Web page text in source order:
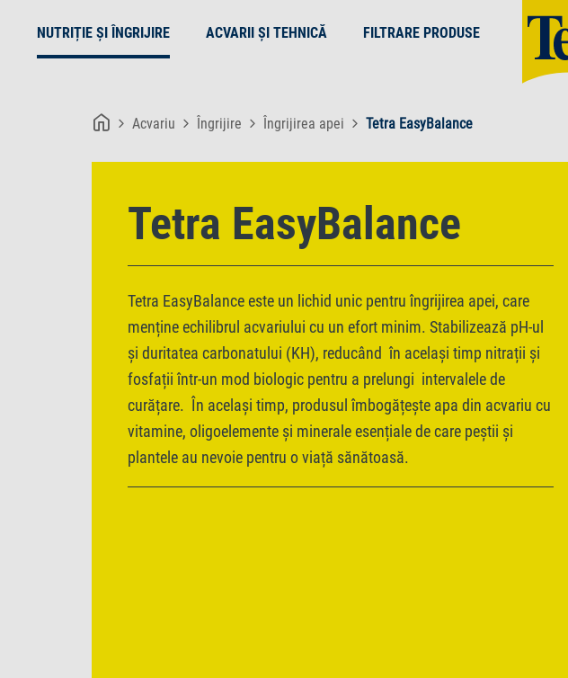
NUTRIȚIE ȘI ÎNGRIJIRE ACVARII ȘI TEHNICĂ FILTRARE PRODUSE
Acvariu Îngrijire Îngrijirea apei Tetra EasyBalance
Tetra EasyBalance
Tetra EasyBalance este un lichid unic pentru îngrijirea apei, care
menține echilibrul acvariului cu un efort minim. Stabilizează pH-ul
și duritatea carbonatului (KH), reducând în același timp nitrații și
fosfații într-un mod biologic pentru a prelungi intervalele de
curățare. În același timp, produsul îmbogățește apa din acvariu cu
vitamine, oligoelemente și minerale esențiale de care peștii și
plantele au nevoie pentru o viață sănătoasă.